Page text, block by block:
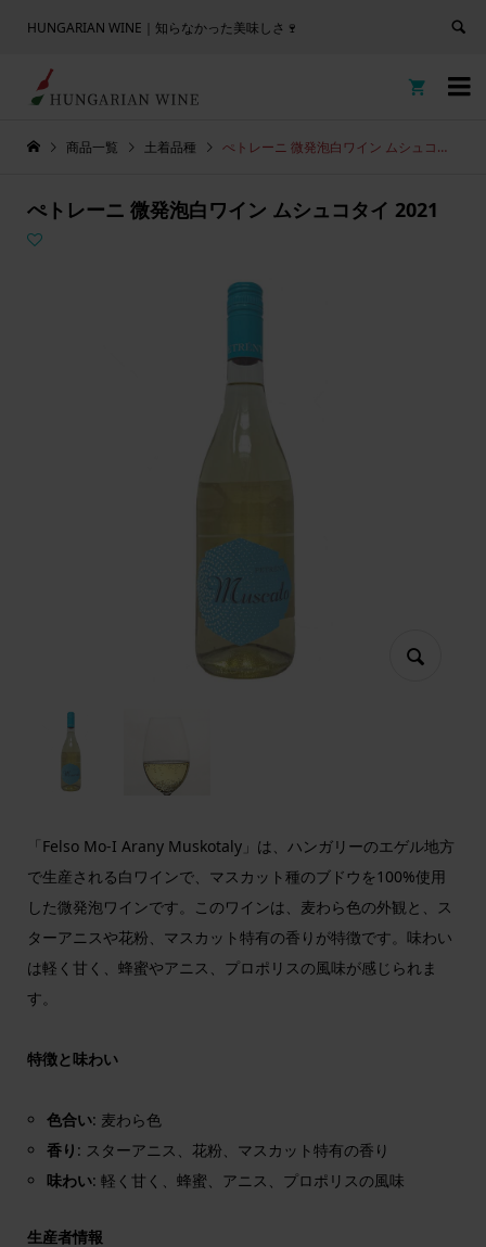
HUNGARIAN WINE｜知らなかった美味しさ🍷


商品一覧 土着品種 ぺトレーニ 微発泡白ワイン ムシュコタイ 2021
ぺトレーニ 微発泡白ワイン ムシュコタイ 2021
「Felso Mo-I Arany Muskotaly」は、ハンガリーのエゲル地方
で生産される白ワインで、マスカット種のブドウを100%使用
した微発泡ワインです。このワインは、麦わら色の外観と、ス
ターアニスや花粉、マスカット特有の香りが特徴です。味わい
は軽く甘く、蜂蜜やアニス、プロポリスの風味が感じられま
す。
特徴と味わい
色合い: 麦わら色
香り : スターアニス、花粉、マスカット特有の香り
味わい: 軽く甘く、蜂蜜、アニス、プロポリスの風味
生産者情報